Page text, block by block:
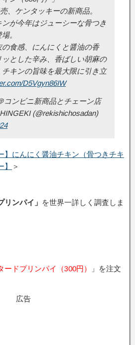
、ケンタッキーの新商品。
が今年はジューシーな骨つき
。
食感、にんにくと醤油の香
ッとした辛み、香ばしい胡麻の
キンの旨味を最大限に引き立
D5Vgyn86IW
ンビニ新商品とチェーン店
(@rekishichosadan)
】にんにく醤油チキン（骨つきチキ
＞
リンパイ」 を世界一詳しく調査しま
ードプリンパイ（300円）
」を注文
広告